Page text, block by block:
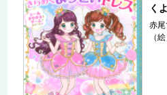
く
赤尾
（絵